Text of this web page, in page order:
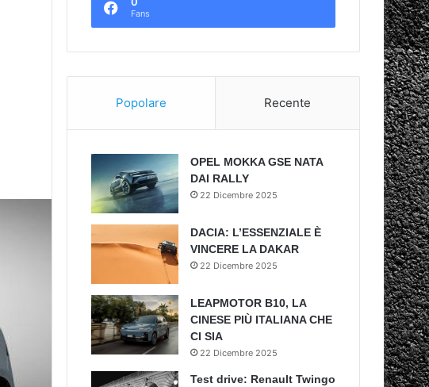
Fans
Popolare Recente
OPEL MOKKA GSE NATA
DAI RALLY
22 Dicembre 2025
DACIA: L’ESSENZIALE È
VINCERE LA DAKAR
22 Dicembre 2025
LEAPMOTOR B10, LA
CINESE PIÙ ITALIANA CHE
CI SIA
22 Dicembre 2025
Test drive: Renault Twingo